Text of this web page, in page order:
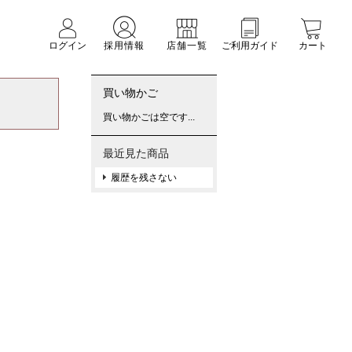
ログイン
採用情報 店舗一覧 ご利用ガイド カート
買い物かご
買い物かごは空です...
最近見た商品
履歴を残さない